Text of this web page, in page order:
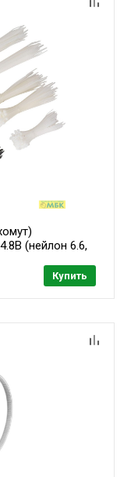
(нейлон 6.6,
Купить